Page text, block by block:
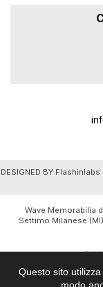
Questo sito
DESIGNED BY Flashinlabs
Wave Memorabilia
Settimo Milanese